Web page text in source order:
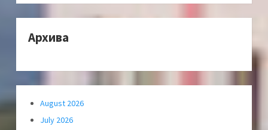
Архива
August 2026
July 2026